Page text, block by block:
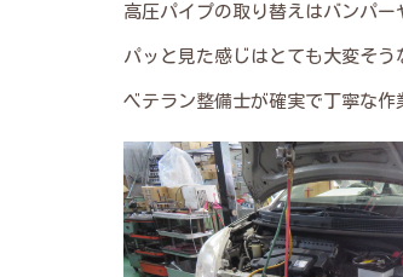
高圧パイプの取り替えはバンパー
パッと見た感じはとても大変そう
ベテラン整備士が確実で丁寧な作